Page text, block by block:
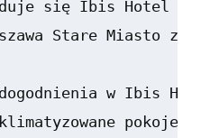
się Ibis Hotel
Stare Miasto
w Ibis
pokoje,